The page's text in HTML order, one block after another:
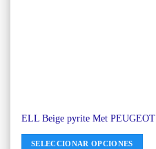
ELL Beige pyrite Met PEUGEOT
SELECCIONAR OPCIONES